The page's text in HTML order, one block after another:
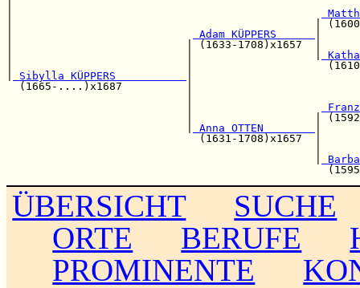
|
Adam KÜPPERS
|                           | (1633-
|                           |
Sibylla KÜPPERS
(1665-....)x1687
|
Anna OTTEN
(1631-
ÜBERSICHT
SUCHE
ORTE
BERUFE
PROMINENTE